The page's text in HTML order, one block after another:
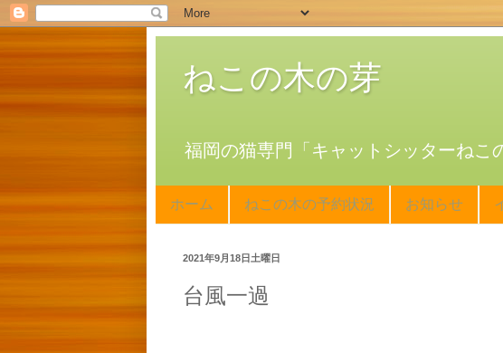
ねこの木の芽
福岡の猫専門「キャットシッターね
ホーム ねこの木の予約状況 お知らせ
2021年9月18日土曜日
台風一過